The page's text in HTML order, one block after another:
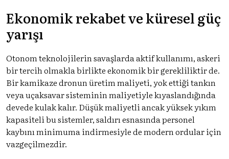
Ekonomik rekabet ve küresel güç
yarışı
Otonom teknolojilerin savaşlarda aktif kullanımı, askeri
bir tercih olmakla birlikte ekonomik bir gerekliliktir de.
Bir kamikaze dronun üretim maliyeti, yok ettiği tankın
veya uçaksavar sisteminin maliyetiyle kıyaslandığında
devede kulak kalır. Düşük maliyetli ancak yüksek yıkım
kapasiteli bu sistemler, saldırı esnasında personel
kaybını minimuma indirmesiyle de modern ordular için
vazgeçilmezdir.